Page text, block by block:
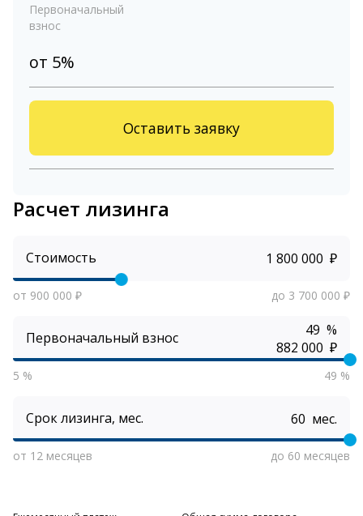
Первоначальный
взнос
от 5%
Оставить заявку
Расчет лизинга
Стоимость ₽
от 900 000 ₽ до 3 700 000 ₽
Первоначальный взнос
%
₽
5 % 49 %
Срок лизинга, мес. мес.
от 12 месяцев до 60 месяцев